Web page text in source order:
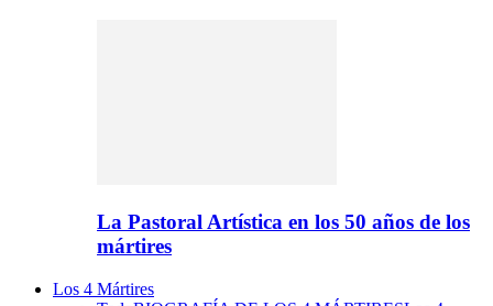
La Pastoral Artística en los 50 años de los
mártires
Los 4 Mártires